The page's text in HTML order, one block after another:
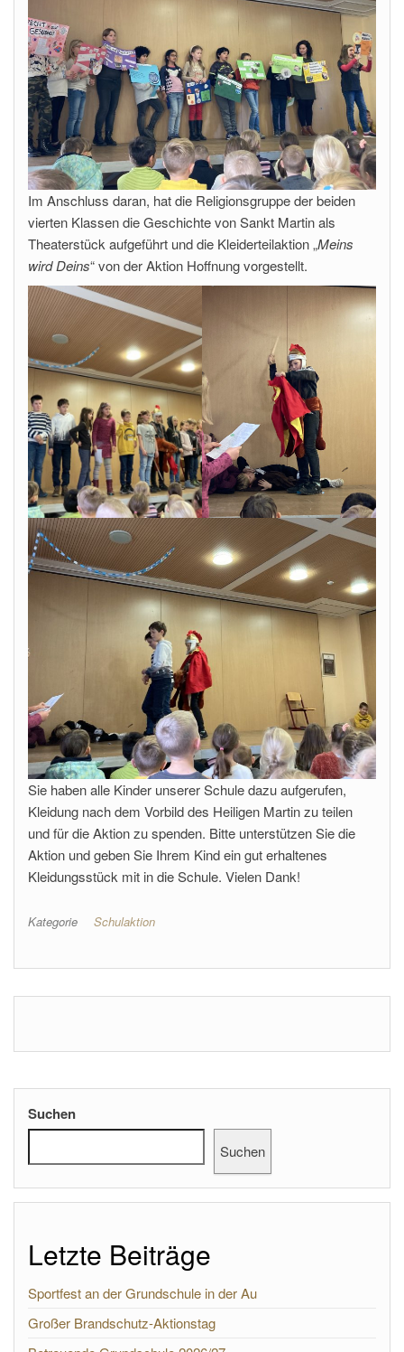
Im Anschluss daran, hat die Religionsgruppe der beiden
vierten Klassen die Geschichte von Sankt Martin als
Theaterstück aufgeführt und die Kleiderteilaktion „Meins
wird Deins“ von der Aktion Hoffnung vorgestellt.
Sie haben alle Kinder unserer Schule dazu aufgerufen,
Kleidung nach dem Vorbild des Heiligen Martin zu teilen
und für die Aktion zu spenden. Bitte unterstützen Sie die
Aktion und geben Sie Ihrem Kind ein gut erhaltenes
Kleidungsstück mit in die Schule. Vielen Dank!
Kategorie Schulaktion
Suchen
Suchen
Letzte Beiträge
Sportfest an der Grundschule in der Au
Großer Brandschutz-Aktionstag